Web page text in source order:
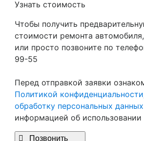
Узнать стоимость
Чтобы получить
стоимости ремонта
или просто позвоните по
99-55
Перед отправкой заявки
Политикой конфиденциальности
обработку персональных данных
информацией об использовании
 Позвонить